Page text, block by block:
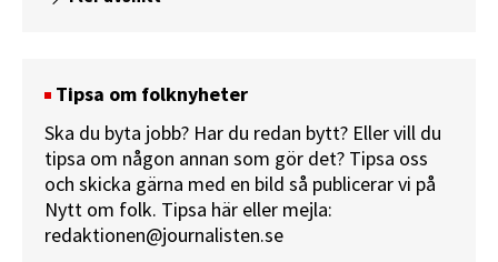
Tipsa om folknyheter
Ska du byta jobb? Har du redan bytt? Eller vill du
tipsa om någon annan som gör det? Tipsa oss
och skicka gärna med en bild så publicerar vi på
Nytt om folk. Tipsa här eller mejla:
redaktionen@journalisten.se